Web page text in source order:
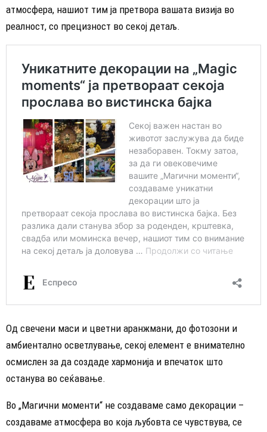
атмосфера, нашиот тим ја претвора вашата визија во
реалност, со прецизност во секој детаљ.
Од свечени маси и цветни аранжмани, до фотозони и
амбиентално осветлување, секој елемент е внимателно
осмислен за да создаде хармонија и впечаток што
останува во сеќавање.
Во „Магични моменти“ не создаваме само декорации –
создаваме атмосфера во која љубовта се чувствува, се